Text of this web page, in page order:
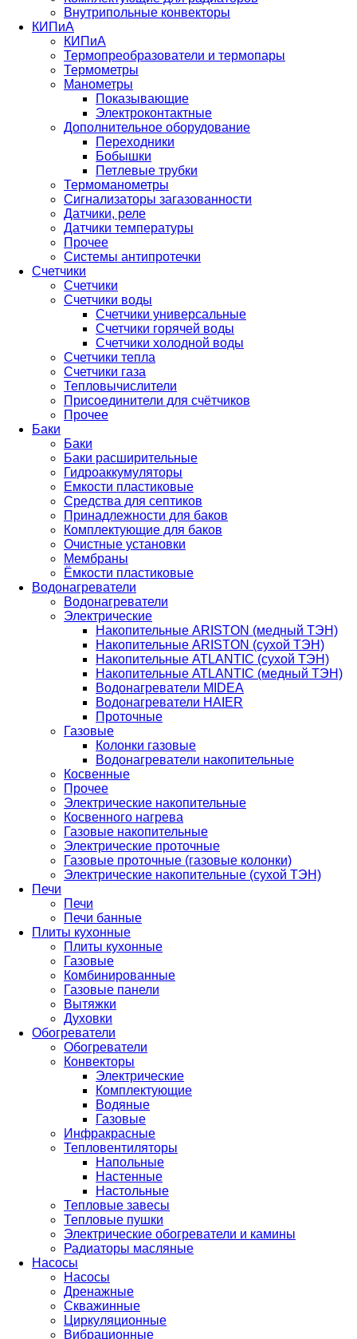
Внутрипольные конвекторы
КИПиА
КИПиА
Термопреобразователи и термопары
Термометры
Манометры
Показывающие
Электроконтактные
Дополнительное оборудование
Переходники
Бобышки
Петлевые трубки
Термоманометры
Сигнализаторы загазованности
Датчики, реле
Датчики температуры
Прочее
Системы антипротечки
Счетчики
Счетчики
Счетчики воды
Счетчики универсальные
Счетчики горячей воды
Счетчики холодной воды
Счетчики тепла
Счетчики газа
Тепловычислители
Присоединители для счётчиков
Прочее
Баки
Баки
Баки расширительные
Гидроаккумуляторы
Емкости пластиковые
Средства для септиков
Принадлежности для баков
Комплектующие для баков
Очистные установки
Мембраны
Ёмкости пластиковые
Водонагреватели
Водонагреватели
Электрические
Накопительные ARISTON (медный ТЭН)
Накопительные ARISTON (сухой ТЭН)
Накопительные ATLANTIC (сухой ТЭН)
Накопительные ATLANTIC (медный ТЭН)
Водонагреватели MIDEA
Водонагреватели HAIER
Проточные
Газовые
Колонки газовые
Водонагреватели накопительные
Косвенные
Прочее
Электрические накопительные
Косвенного нагрева
Газовые накопительные
Электрические проточные
Газовые проточные (газовые колонки)
Электрические накопительные (сухой ТЭН)
Печи
Печи
Печи банные
Плиты кухонные
Плиты кухонные
Газовые
Комбинированные
Газовые панели
Вытяжки
Духовки
Обогреватели
Обогреватели
Конвекторы
Электрические
Комплектующие
Водяные
Газовые
Инфракрасные
Тепловентиляторы
Напольные
Настенные
Настольные
Тепловые завесы
Тепловые пушки
Электрические обогреватели и камины
Радиаторы масляные
Насосы
Насосы
Дренажные
Скважинные
Циркуляционные
Вибрационные